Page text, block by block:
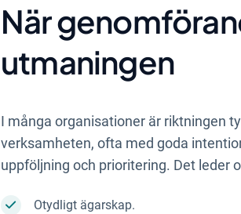
När
utmaningen
I många organisationer är riktningen
verksamheten, ofta med goda
uppföljning och prioritering. Det leder
Otydligt ägarskap.